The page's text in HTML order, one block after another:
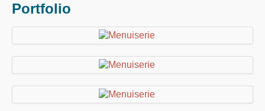
Portfolio